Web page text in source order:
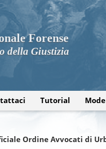
Forense
della Giustizia
Tutorial
Ordine Avvocati di